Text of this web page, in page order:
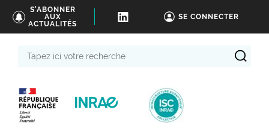
S'ABONNER
AUX
ACTUALITÉS
SE CONNECTER